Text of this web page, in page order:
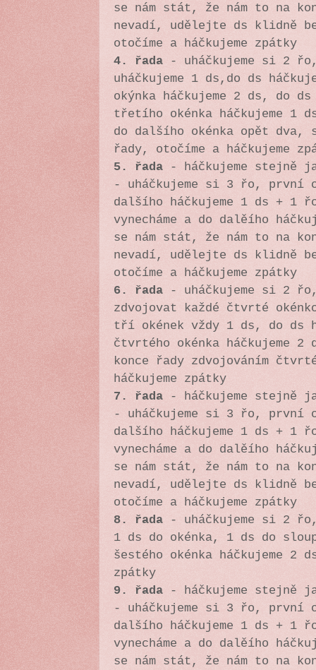
se nám stát, že nám to na
nevadí, udělejte ds klidně
otočíme a háčkujeme zpátky
4. řada - uháčkujeme si 2
uháčkujeme 1 ds,do ds
okýnka háčkujeme 2 ds, do
třetího okénka háčkujeme 1
do dalšího okénka opět dva,
řady, otočíme a háčkujeme
5. řada - háčkujeme stejně
- uháčkujeme si 3 řo, první
dalšího háčkujeme 1 ds + 1
vynecháme a do dalěího
se nám stát, že nám to na
nevadí, udělejte ds klidně
otočíme a háčkujeme zpátky
6. řada - uháčkujeme si 2
zdvojovat každé čtvrté
tří okének vždy 1 ds, do ds
čtvrtého okénka háčkujeme 2
konce řady zdvojováním
háčkujeme zpátky
7. řada - háčkujeme stejně
- uháčkujeme si 3 řo, první
dalšího háčkujeme 1 ds + 1
vynecháme a do dalěího
se nám stát, že nám to na
nevadí, udělejte ds klidně
otočíme a háčkujeme zpátky
8. řada - uháčkujeme si 2
1 ds do okénka, 1 ds do
šestého okénka háčkujeme 2
zpátky
9. řada - háčkujeme stejně
- uháčkujeme si 3 řo, první
dalšího háčkujeme 1 ds + 1
vynecháme a do dalěího
se nám stát, že nám to na